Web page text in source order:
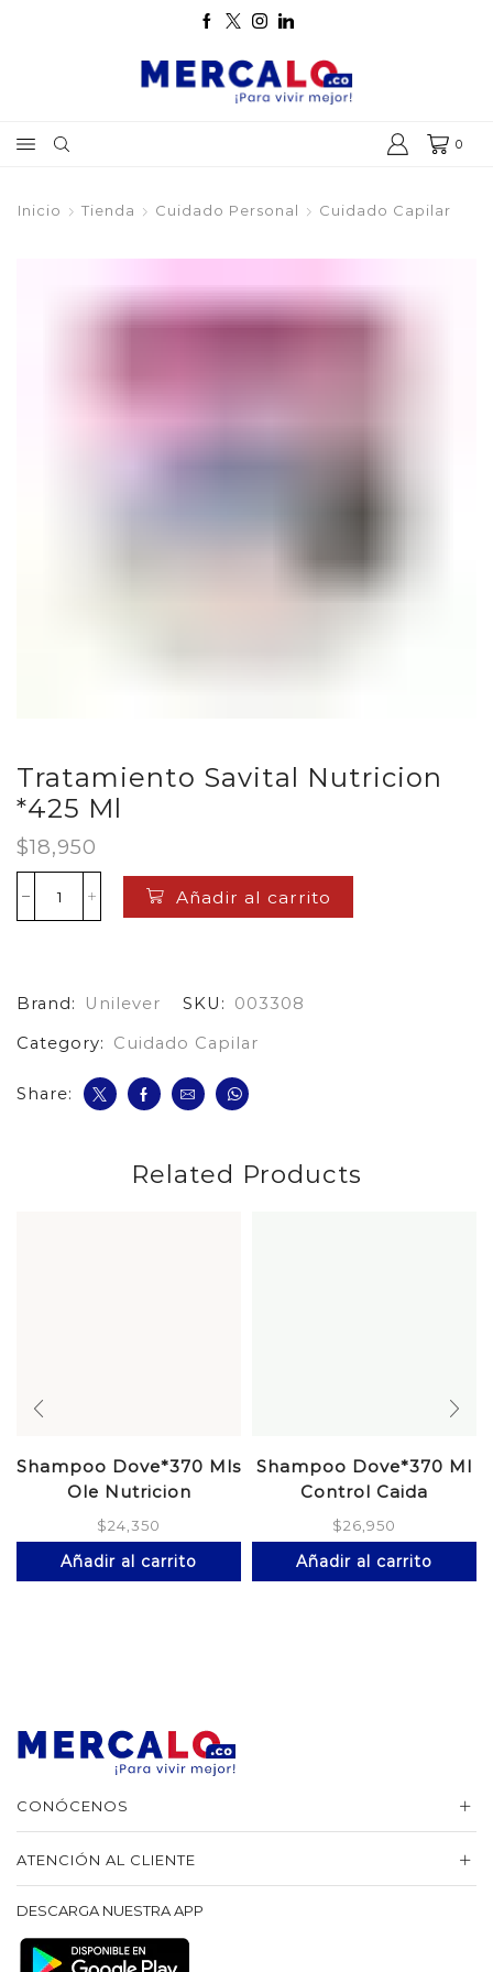
0
Inicio Tienda Cuidado Personal Cuidado Capilar
Tratamiento Savital Nutricion
*425 Ml
$18,950
Tratamiento
Savital
cantidad
Añadir al carrito
Brand: Unilever SKU:
003308
Category:
Cuidado Capilar
Share:
Related Products
Shampoo Dove*370 Mls
Ole Nutricion
$24,350
Añadir al carrito
Shampoo Dove*370 Ml
Control Caida
$26,950
Añadir al carrito
CONÓCENOS
ATENCIÓN AL CLIENTE
DESCARGA NUESTRA APP